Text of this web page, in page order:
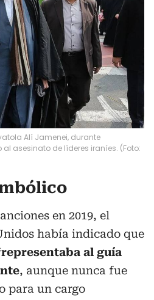
Alí Jamenei, durante
asesinato de líderes iraníes. (Foto:
en 2019, el
había indicado que
al guía
, aunque nunca fue
para un cargo